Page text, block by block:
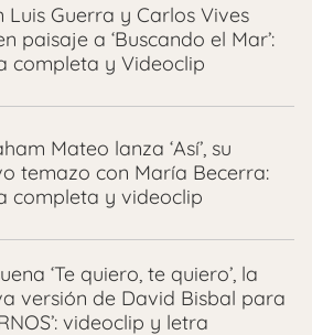
Luis Guerra y Carlos Vives
paisaje a ‘Buscando el Mar’:
completa y Videoclip
Mateo lanza ‘Así’, su
temazo con María Becerra:
completa y videoclip
‘Te quiero, te quiero’, la
versión de David Bisbal para
videoclip y letra